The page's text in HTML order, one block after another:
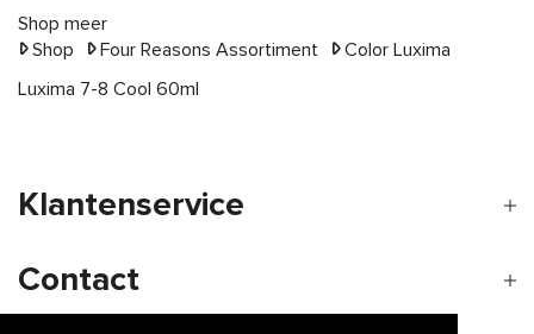
Shop meer
Shop
Four Reasons Assortiment Color Luxima
Luxima 7-8 Cool 60ml
Klantenservice
Contact